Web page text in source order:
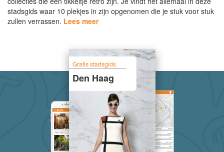
stadsgids waar 10 plekjes in zijn opgenomen die je stuk voor stuk
zullen verrassen. Lees meer
Gratis stadsgids
Den Haag